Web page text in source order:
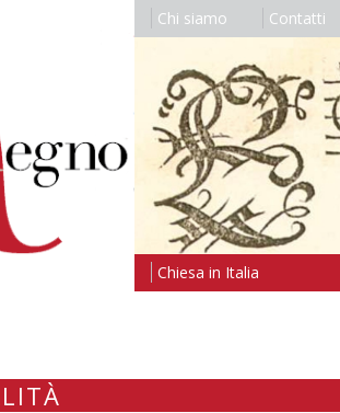
Chi siamo Contatti
Chiesa in Italia